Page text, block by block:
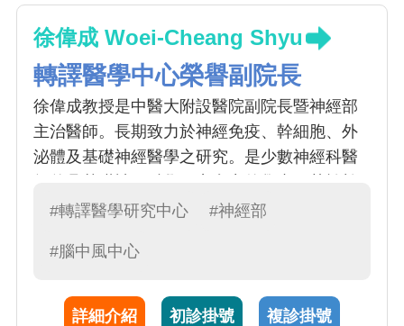
徐偉成 Woei-Cheang Shyu
轉譯醫學中心榮譽副院長
徐偉成教授是中醫大附設醫院副院長暨神經部
主治醫師。長期致力於神經免疫、幹細胞、外
泌體及基礎神經醫學之研究。是少數神經科醫
細胞轉譯至臨床治療之研究獨步全球，實質嘉
風，多發性硬化症等第一期的臨床研究案於神
手。
#轉譯醫學研究中心 #神經部
#腦中風中心
詳細介紹 初診掛號 複診掛號